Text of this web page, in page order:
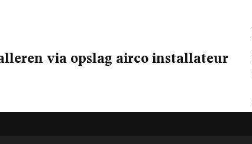
via opslag airco installateur